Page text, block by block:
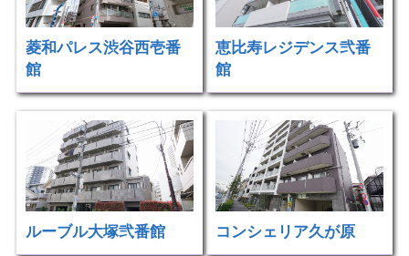
菱和パレス渋谷西壱番
館
恵比寿レジデンス弐番
館
ルーブル大塚弐番館 コンシェリア久が原